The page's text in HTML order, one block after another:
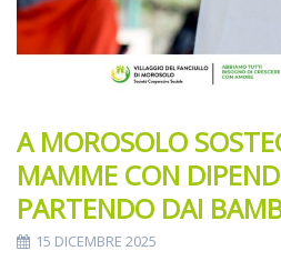
A MOROSOLO
MAMME CON
PARTENDO DAI
15 DICEMBRE 2025